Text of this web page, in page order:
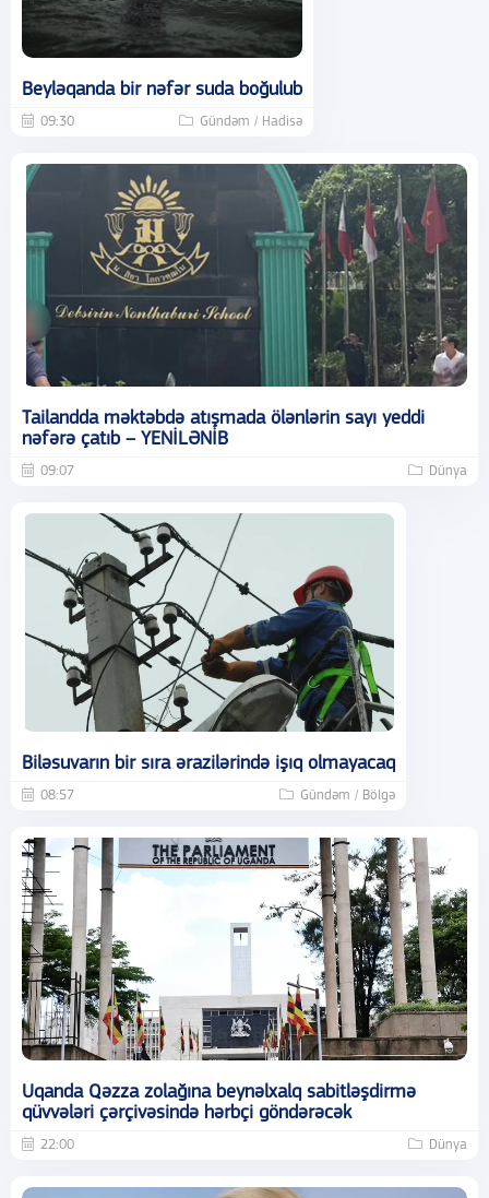
Beyləqanda bir nəfər suda boğulub
09:30 Gündəm / Hadisə
Tailandda məktəbdə atışmada ölənlərin sayı yeddi
nəfərə çatıb – YENİLƏNİB
09:07 Dünya
Biləsuvarın bir sıra ərazilərində işıq olmayacaq
08:57 Gündəm / Bölgə
Uqanda Qəzza zolağına beynəlxalq sabitləşdirmə
qüvvələri çərçivəsində hərbçi göndərəcək
22:00 Dünya